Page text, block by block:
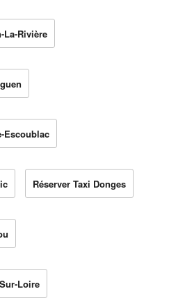
La-Rivière
Escoublac
Réserver Taxi Donges
Loire